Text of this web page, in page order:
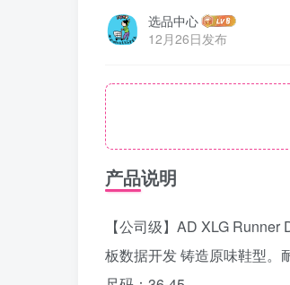
选品中心
12月26日发布
产品说明
【公司级】AD XLG
板数据开发 铸造原味鞋型。